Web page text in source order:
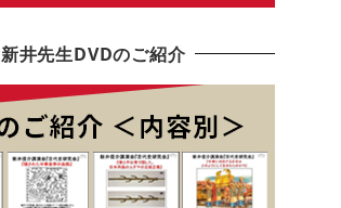
新井先生DVDのご紹介